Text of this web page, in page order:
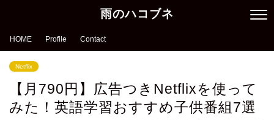
雨のハコブネ
HOME Profile Contact
Netflix
【月790円】広告つきNetflixを使って
みた！英語学習おすすめ子供番組7選